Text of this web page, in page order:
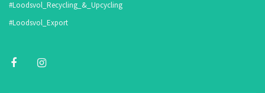
#Loodsvol_Recycling_&_Upcycling
#Loodsvol_Export